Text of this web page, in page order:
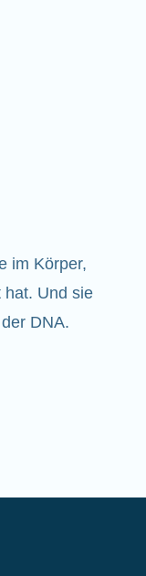
im Körper,
hat. Und sie
DNA.